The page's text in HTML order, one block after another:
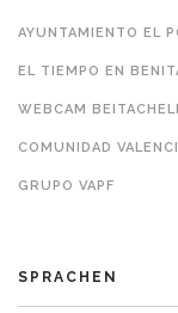
AYUNTAMIENTO EL
EL TIEMPO EN
WEBCAM
COMUNIDAD
GRUPO VAPF
SPRACHEN